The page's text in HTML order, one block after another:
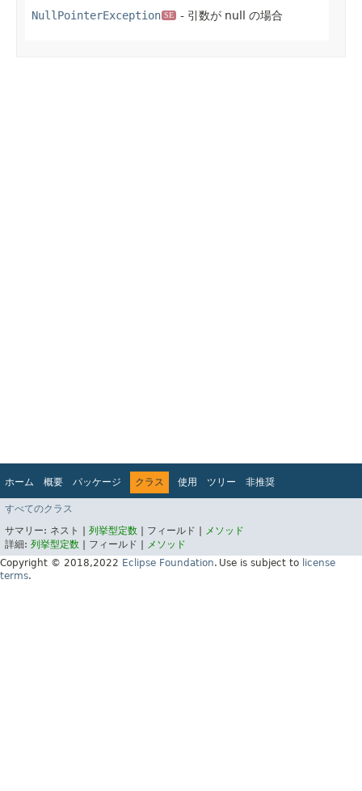
NullPointerException SE - 引数が null の場合
ホーム 概要 パッケージ クラス 使用 ツリー
非推奨
インデックス
Jakarta EE Platform API v10.0.0
すべてのクラス
サマリー: ネスト | 列挙型定数 フィールド |
メソッド
詳細: 列挙型定数 フィールド |
メソッド
Copyright © 2018,2022 Eclipse Foundation. Use is subject to license
terms.